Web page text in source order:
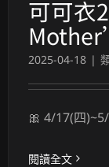
可可衣
2025-04-18 |
🎀 4/17(四
閱讀全文